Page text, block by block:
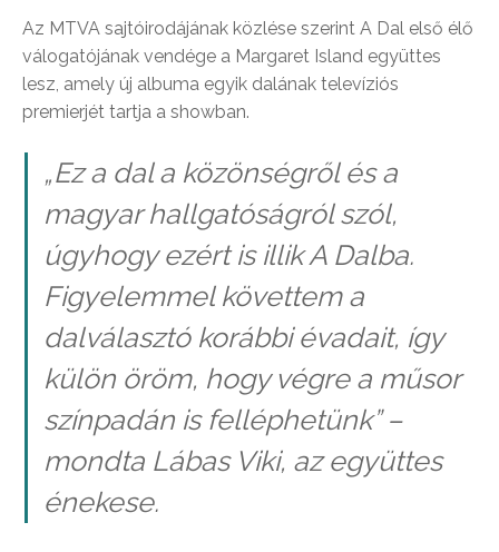
Az MTVA sajtóirodájának közlése szerint A Dal első élő
válogatójának vendége a Margaret Island együttes
lesz, amely új albuma egyik dalának televíziós
premierjét tartja a showban.
„Ez a dal a közönségről és a
magyar hallgatóságról szól,
úgyhogy ezért is illik A Dalba.
Figyelemmel követtem a
dalválasztó korábbi évadait, így
külön öröm, hogy végre a műsor
színpadán is felléphetünk” –
mondta Lábas Viki, az együttes
énekese.